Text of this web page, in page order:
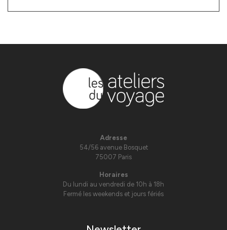
Adresse
54/56 avenue Bosquet
75007 Paris
Horaires
Du lundi au vendredi de 10h à 18h
Fermé les weekends et jours fériés